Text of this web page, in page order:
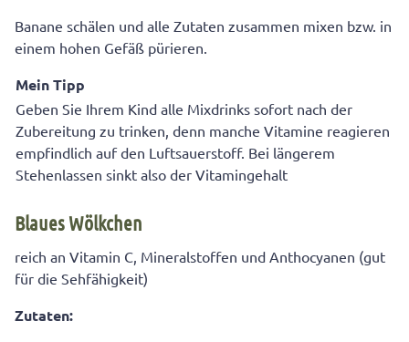
Banane schälen und alle Zutaten zusammen mixen bzw. in
einem hohen Gefäß pürieren.
Mein Tipp
Geben Sie Ihrem Kind alle Mixdrinks sofort nach der
Zubereitung zu trinken, denn manche Vitamine reagieren
empfindlich auf den Luftsauerstoff. Bei längerem
Stehenlassen sinkt also der Vitamingehalt
Blaues Wölkchen
reich an Vitamin C, Mineralstoffen und Anthocyanen (gut
für die Sehfähigkeit)
Zutaten: